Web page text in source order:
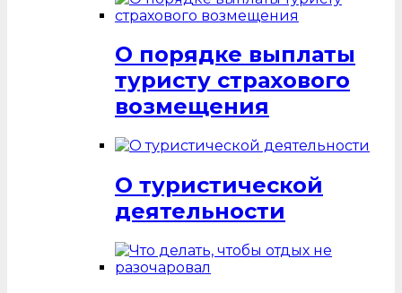
О порядке выплаты
туристу страхового
возмещения
О туристической
деятельности